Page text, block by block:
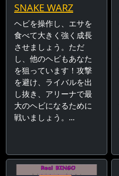
SNAKE WARZ
ヘビを操作し、エサを
食べて大きく強く成長
させましょう。ただ
し、他のヘビもあなた
を狙っています！攻撃
を避け、ライバルを出
し抜き、アリーナで最
大のヘビになるために
戦いましょう。...